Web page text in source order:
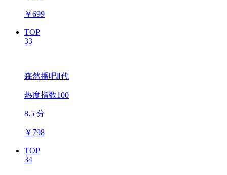
￥699
TOP
33
森然播吧Ⅱ代
热度指数100
8.5 分
￥ 798
TOP
34